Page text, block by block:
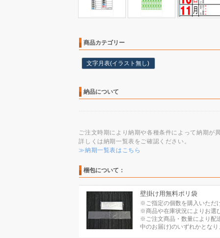
商品カテゴリー
文字月表(イラスト無し)
納品について
ご注文時期により納期や各種条件によって納期が
詳しくは納期一覧表をご確認ください。
≫納期一覧表はこちら
梱包について：
壁掛け用無料ポリ袋
※ご指定の個数を購入いただ
※商品や在庫状況によりお選
※ご注文商品・数量により配
中のお届け)のいずれかとなり